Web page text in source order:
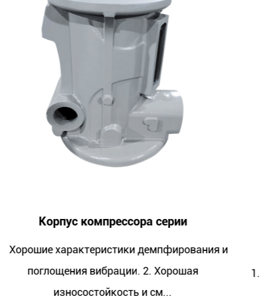
и
Посадочное место
компрессора
1. Хорошие характеристики
поглощения вибрации. 2.